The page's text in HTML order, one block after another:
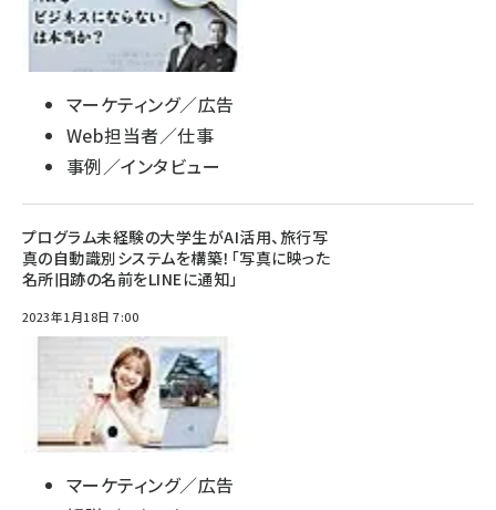
マーケティング／広告
Web担当者／仕事
事例／インタビュー
プログラム未経験の大学生がAI活用、旅行写
真の自動識別システムを構築！「写真に映った
名所旧跡の名前をLINEに通知」
2023年1月18日 7:00
マーケティング／広告